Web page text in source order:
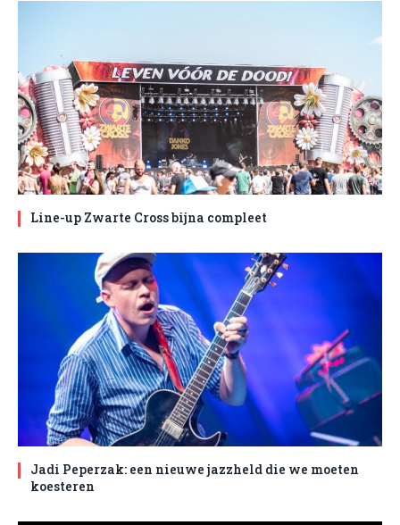
Line-up Zwarte Cross bijna compleet
Jadi Peperzak: een nieuwe jazzheld die we moeten
koesteren